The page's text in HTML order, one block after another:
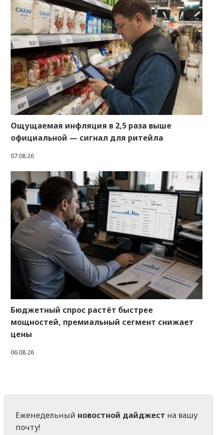
Ощущаемая инфляция в 2,5 раза выше
официальной — сигнал для ритейла
07.08.26
Бюджетный спрос растёт быстрее
мощностей, премиальный сегмент снижает
цены
06.08.26
Еженедельный новостной дайджест на вашу
почту!